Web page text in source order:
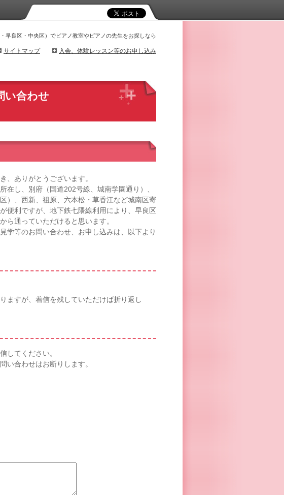
早良区・中央区）でピアノ教室やピアノの先生をお探しなら
サイトマップ 入会、体験レッスン等のお申し込み
い合わせ
、ありがとうございます。
在し、別府（国道202号線、城南学園通り）、
）、西新、祖原、六本松・草香江など城南区寄
便利ですが、地下鉄七隈線利用により、早良区
ら通っていただけると思います。
学等のお問い合わせ、お申し込みは、以下より
ますが、着信を残していただけば折り返し
してください。
い合わせはお断りします。